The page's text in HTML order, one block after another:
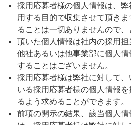
採用応募者様の個人情報は、
用する目的で収集させて頂き
ることは一切ありませんので、
頂いた個人情報は社内の採用担
他社あるいは他事業部に個人
することはございません。
採用応募者様は弊社に対して
いる採用応募者様の個人情報
るよう求めることができます。
前項の開示の結果、該当個人